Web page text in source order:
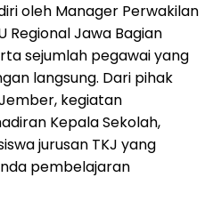
oleh Manager Perwakilan
Regional Jawa Bagian
sejumlah pegawai yang
langsung. Dari pihak
kegiatan
Kepala Sekolah,
jurusan TKJ yang
pembelajaran